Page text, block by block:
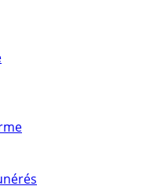
etc.